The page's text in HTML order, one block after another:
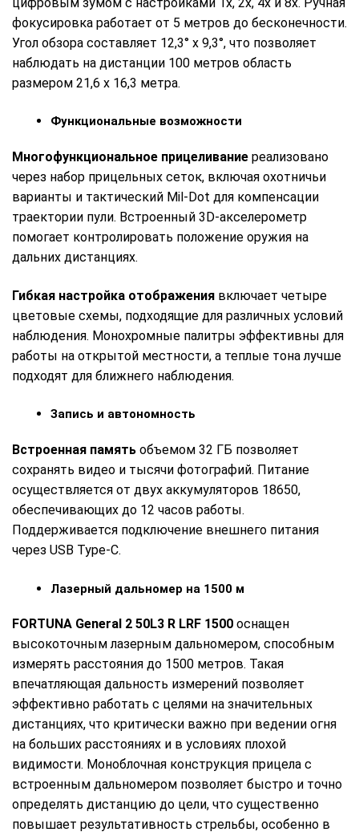
фокусировка работает от 5 метров до бесконечности.
Угол обзора составляет 12,3° х 9,3°, что позволяет
наблюдать на дистанции 100 метров область
размером 21,6 х 16,3 метра.
Функциональные возможности
Многофункциональное прицеливание реализовано
через набор прицельных сеток, включая охотничьи
варианты и тактический Mil-Dot для компенсации
траектории пули. Встроенный 3D-акселерометр
помогает контролировать положение оружия на
дальних дистанциях.
Гибкая настройка отображения включает четыре
цветовые схемы, подходящие для различных условий
наблюдения. Монохромные палитры эффективны для
работы на открытой местности, а теплые тона лучше
подходят для ближнего наблюдения.
Запись и автономность
Встроенная память объемом 32 ГБ позволяет
сохранять видео и тысячи фотографий. Питание
осуществляется от двух аккумуляторов 18650,
обеспечивающих до 12 часов работы.
Поддерживается подключение внешнего питания
через USB Type-C.
Лазерный дальномер на 1500 м
FORTUNA General 2 50L3 R LRF 1500 оснащен
высокоточным лазерным дальномером, способным
измерять расстояния до 1500 метров. Такая
впечатляющая дальность измерений позволяет
эффективно работать с целями на значительных
дистанциях, что критически важно при ведении огня
на больших расстояниях и в условиях плохой
видимости. Моноблочная конструкция прицела с
встроенным дальномером позволяет быстро и точно
определять дистанцию до цели, что существенно
повышает результативность стрельбы, особенно в